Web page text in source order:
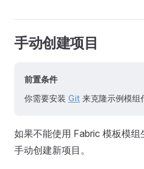
手动创建项目
前置条件
你需要安装 Git 来克隆示例模组
如果不能使用 Fabric 模板模
手动创建新项目。